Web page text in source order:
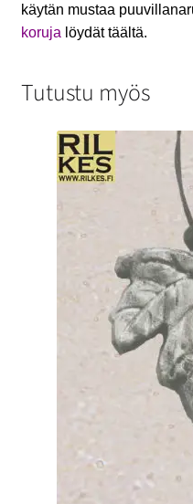
käytän mustaa
koruja löydät täältä.
Tutustu myös